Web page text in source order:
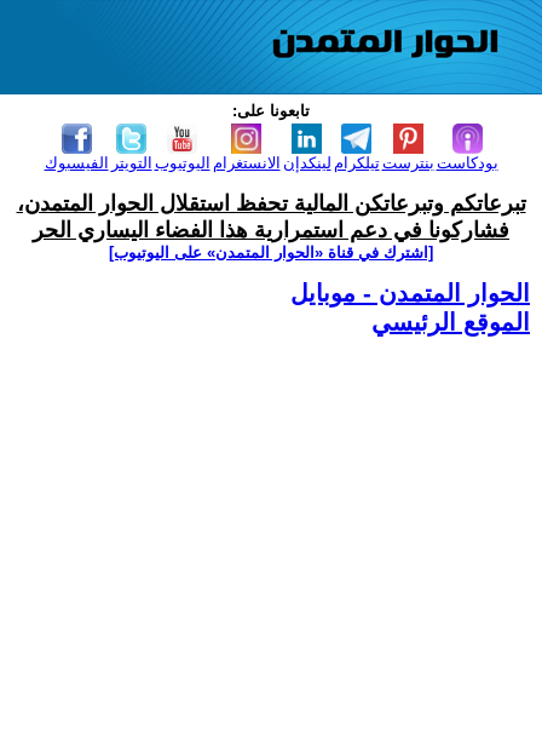
تابعونا على:
الفيسبوك التويتر اليوتيوب الانستغرام لينكدإن تيلكرامبنترست بودكاست
تبرعاتكم وتبرعاتكن المالية تحفظ استقلال الحوار المتمدن،
فشاركونا في دعم استمرارية هذا الفضاء اليساري الحر
[اشترك في قناة ‫«الحوار المتمدن» على اليوتيوب]
الحوار المتمدن - موبايل
الموقع الرئيسي